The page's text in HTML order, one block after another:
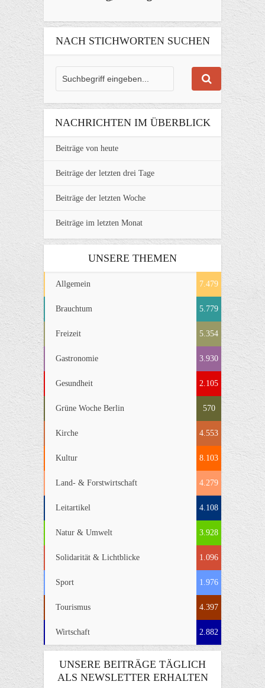
NACH STICHWORTEN SUCHEN
NACHRICHTEN IM ÜBERBLICK
Beiträge von heute
Beiträge der letzten drei Tage
Beiträge der letzten Woche
Beiträge im letzten Monat
UNSERE THEMEN
Allgemein 7.479
Brauchtum 5.779
Freizeit 5.354
Gastronomie 3.930
Gesundheit 2.105
Grüne Woche Berlin 570
Kirche 4.553
Kultur 8.103
Land- & Forstwirtschaft 4.279
Leitartikel 4.108
Natur & Umwelt 3.928
Solidarität & Lichtblicke 1.096
Sport 1.976
Tourismus 4.397
Wirtschaft 2.882
UNSERE BEITRÄGE TÄGLICH
ALS NEWSLETTER ERHALTEN